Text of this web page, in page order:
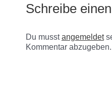
Schreibe
Du musstangemeldet
Kommentar abzugeben.